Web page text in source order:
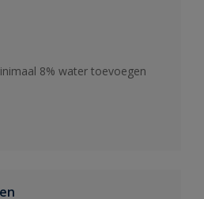
8% water toevoegen